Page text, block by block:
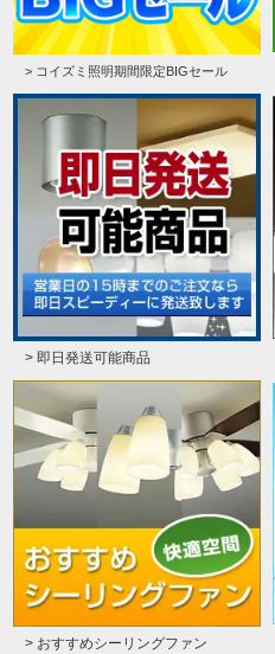
> コイズミ照明期間限定BIGセール
> 即日発送可能商品
> おすすめシーリングファン